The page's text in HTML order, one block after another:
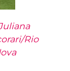
Rio